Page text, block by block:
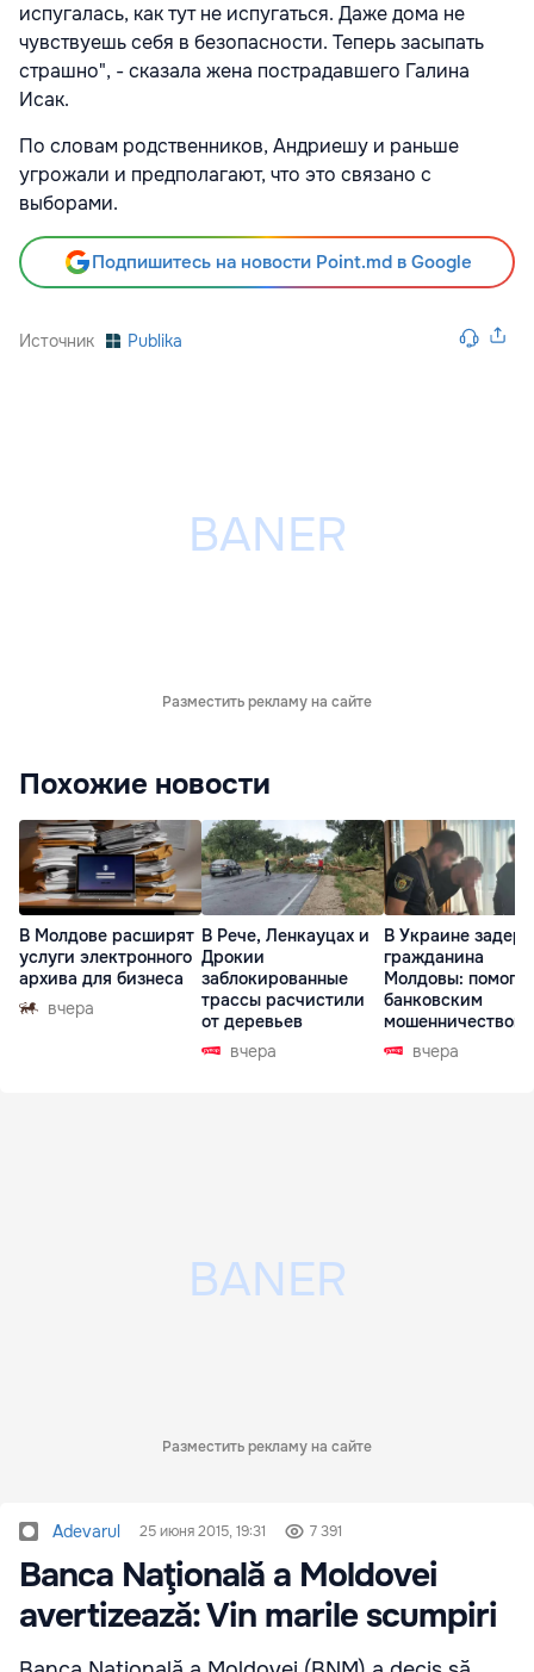
испугалась, как тут не испугаться. Даже дома не
чувствуешь себя в безопасности. Теперь засыпать
страшно", - сказала жена пострадавшего Галина
Исак.
По словам родственников, Андриешу и раньше
угрожали и предполагают, что это связано с
выборами.
Подпишитесь на новости Point.md в Google
Источник Publika
Разместить рекламу на сайте
Похожие новости
В Молдове расширят
услуги электронного
архива для бизнеса
вчера
В Рече, Ленкауцах и
Дрокии
заблокированные
трассы расчистили
от деревьев
вчера
В Украине
гражданина
Молдовы:
банковским
мошенничеством
Чехиивчера
Разместить рекламу на сайте
Adevarul 25 июня 2015, 19:31 7 391
Banca Naţională a Moldovei
avertizează: Vin marile scumpiri